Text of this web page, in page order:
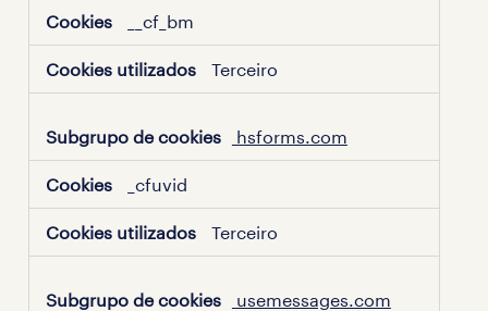
__cf_bm
Terceiro
hsforms.com
_cfuvid
Terceiro
usemessages.com